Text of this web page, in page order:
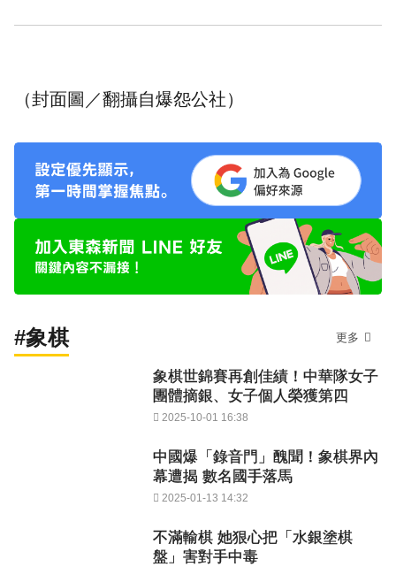
（封面圖／翻攝自爆怨公社）
#象棋 更多
象棋世錦賽再創佳績！中華隊女子
團體摘銀、女子個人榮獲第四
2025-10-01 16:38
中國爆「錄音門」醜聞！象棋界內
幕遭揭 數名國手落馬
2025-01-13 14:32
不滿輸棋 她狠心把「水銀塗棋
盤」害對手中毒